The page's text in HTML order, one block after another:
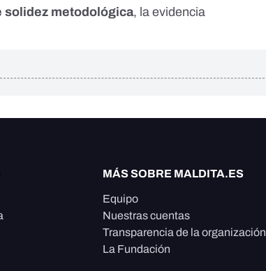
solidez metodológica, la evidencia
MÁS SOBRE MALDITA.ES
Equipo
Nuestras cuentas
Transparencia de la organización
La Fundación